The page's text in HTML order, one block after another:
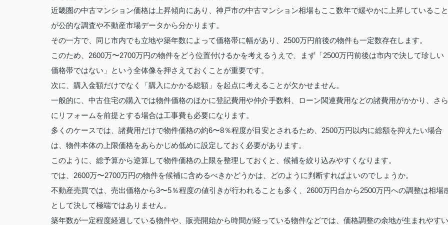
近畿圏の中古マンション価格は上昇傾向にあり、神戸市の中古マンション相場もここ数年で緩やかに上昇していること
が公的な調査や不動産市場データから分かります。
その一方で、同じ市内でも立地や築年数によって価格帯に幅があり、2500万円前後の物件も一定数存在します。
このため、2600万〜2700万円の物件をどう位置付けるかを考えるうえで、まず「2500万円前後は市内で決して珍しい
価格帯ではない」という全体像を押さえておくことが重要です。
次に、購入金額だけでなく「購入にかかる総額」を起点に考えることが欠かせません。
一般的に、中古住宅の購入では物件価格のほかに登記費用や仲介手数料、ローン関連費用などの諸費用がかかり、さら
にリフォームを前提とする場合は工事費も必要になります。
多くのケースでは、諸費用だけで物件価格の約6〜8％程度が目安とされるため、2500万円以内に総額を抑えたい場合
は、物件本体の上限価格をあらかじめ低めに設定しておく必要があります。
このように、総予算から逆算して物件価格の上限を整理しておくと、候補を絞り込みやすくなります。
では、2600万〜2700万円の物件を候補に含めるべきかどうかは、どのように判断すればよいのでしょうか。
不動産売買では、売出価格から3〜5％程度の値引きが行われることも多く、2600万円台から2500万円への調整は相場
として決して極端ではありません。
築年数が一定程度経過している物件や、販売開始から時間が経っている物件などでは、価格調整の余地が生まれやすい